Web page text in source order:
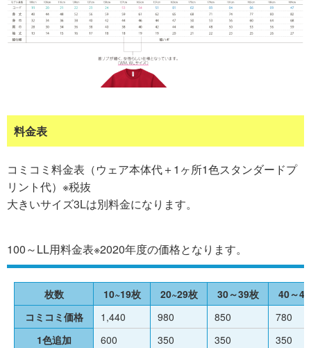
料金表
コミコミ料金表（ウェア本体代＋1ヶ所1色スタンダードプ
リント代）※税抜
大きいサイズ3Lは別料金になります。
100～LL用料金表※2020年度の価格となります。
枚数 10~19枚 20~29枚 30～39枚
40～
コミコミ価格
1,440 980 850
780
1色追加
600 350 350
350